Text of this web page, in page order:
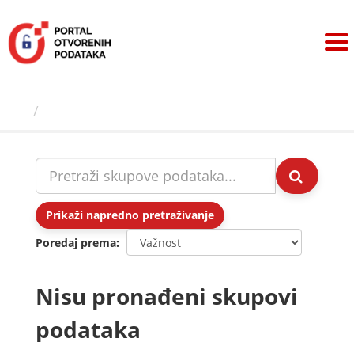
sadržaj
Prikaži napredno pretraživanje
Poredaj prema
Nisu pronađeni skupovi
podataka